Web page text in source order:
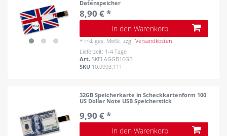
Datenspeicher
8,90 € *
In den Warenkorb
* inkl. ges. MwSt. zzgl.Versandkosten
Lieferzeit: 1-4 Tage
Art.SKFLAGGB16GB
SKU 10.9993.111
32GB Speicherkarte in Scheckkartenform 100
US Dollar Note USB Speicherstick
9,90 € *
In den Warenkorb